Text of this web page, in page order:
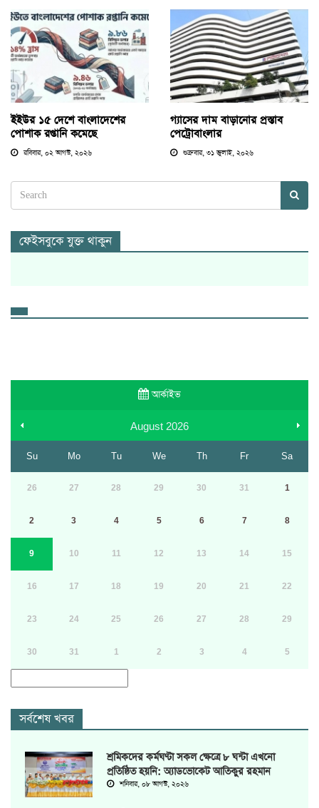
ইইউর ১৫ দেশে বাংলাদেশের
পোশাক রপ্তানি কমেছে
রবিবার, ০২ আগস্ট, ২০২৬
গ্যাসের দাম বাড়ানোর প্রস্তাব
পেট্রোবাংলার
শুক্রবার, ৩১ জুলাই, ২০২৬
ফেইসবুকে যুক্ত থাকুন
আর্কাইভ
August 2026
Su Mo Tu We Th Fr Sa
26 27 28 29 30 31 1
2 3 4 5 6 7 8
9 10 11 12 13 14 15
16 17 18 19 20 21 22
23 24 25 26 27 28 29
30 31 1 2 3 4 5
সর্বশেষ খবর
শ্রমিকদের কর্মঘণ্টা সকল ক্ষেত্রে ৮ ঘন্টা এখনো
প্রতিষ্ঠিত হয়নি: অ্যাডভোকেট আতিকুর রহমান
শনিবার, ০৮ আগস্ট, ২০২৬